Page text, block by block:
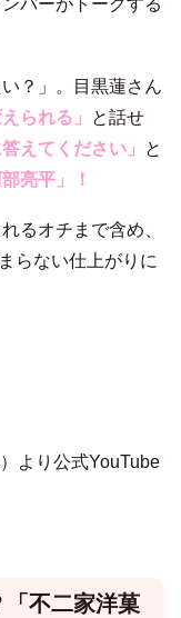
バーがトークする
？」。目黒蓮さん
られる」
と話せ
えてください」
と
部亮平」！
るオチまで含め、
らない仕上がりに
より公式YouTube
不二家洋菓